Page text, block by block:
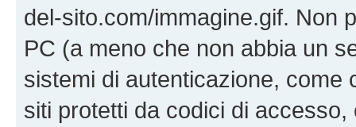
del-sito.com/immagine.gif. Non
PC (a meno che non abbia un
sistemi di autenticazione, come
siti protetti da codici di